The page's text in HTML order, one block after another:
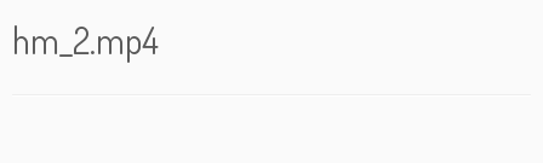
to
content
hm_2.mp4